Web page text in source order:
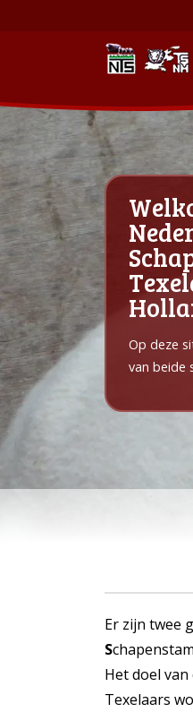
Op deze
van beide
Er zijn twee
S
Het doel
Texelaars